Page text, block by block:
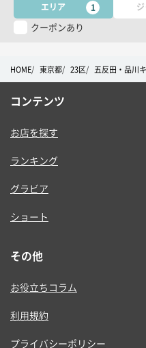
エリア 1
クーポンあり
HOME 東京都 23区 五反田・品川
コンテンツ
お店を探す
ランキング
グラビア
ショート
その他
お役立ちコラム
利用規約
プライバシーポリシー